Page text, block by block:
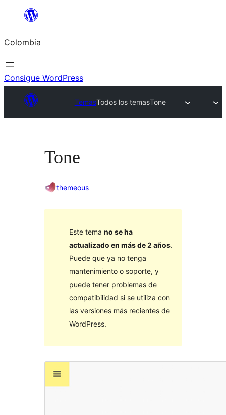
Saltar
contenido
Colombia
Consigue WordPress
TemasTodos los temasTone
Tone
themeous
Este tema no se ha
actualizado en más de 2 años.
Puede que ya no tenga
mantenimiento o soporte, y
puede tener problemas de
compatibilidad si se utiliza con
las versiones más recientes de
WordPress.